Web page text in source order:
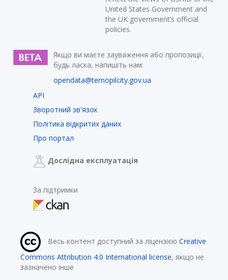
United States Government and
the UK government’s official
policies.
Якщо ви маєте зауваження або пропозиції,
будь ласка, напишіть нам:
opendata@ternopilcity.gov.ua
API
Зворотний зв'язок
Політика відкритих даних
Про портал
Дослідна експлуатація
За підтримки
Весь контент доступний за ліцензією Creative
Commons Attribution 4.0 International license, якщо не
зазначено інше